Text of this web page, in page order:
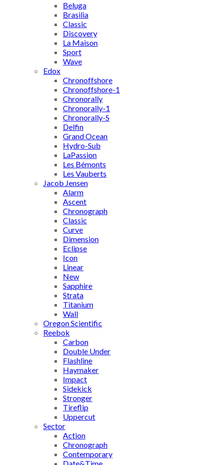
Beluga
Brasilia
Classic
Discovery
La Maison
Sport
Wave
Edox
Chronoffshore
Chronoffshore-1
Chronorally
Chronorally-1
Chronorally-S
Delfin
Grand Ocean
Hydro-Sub
LaPassion
Les Bémonts
Les Vauberts
Jacob Jensen
Alarm
Ascent
Chronograph
Classic
Curve
Dimension
Eclipse
Icon
Linear
New
Sapphire
Strata
Titanium
Wall
Oregon Scientific
Reebok
Carbon
Double Under
Flashline
Haymaker
Impact
Sidekick
Stronger
Tireflip
Uppercut
Sector
Action
Chronograph
Contemporary